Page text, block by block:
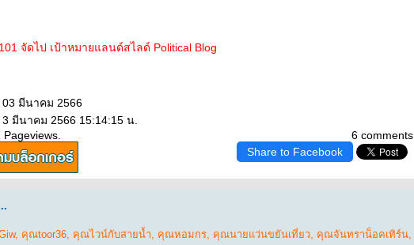
จัดไป เป้าหมายแลนด์สไลด์ Political Blog
03 มีนาคม 2566
3 มีนาคม 2566 15:14:15 น.
6 comments
Share to Facebook
, คุณtoor36, คุณไวน์กับสายน้ำ, คุณหอมกร, คุณนายแว่นขยันเที่ยว, คุณจันทราน็อคเทิร์น,